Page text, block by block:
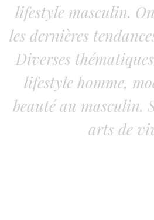
lifestyle masculin.
les dernières
Diverses
lifestyle homme,
beauté au masculin.
arts de